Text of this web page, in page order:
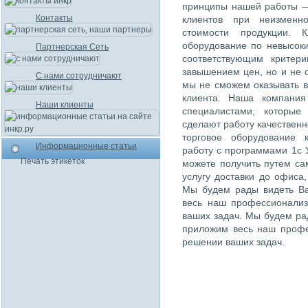
принципы нашей работы
клиентов при
стоимости продукции.
оборудование по
соответствующим
завышением цен, но и не
мы не сможем оказывать
клиента. Наша компания
специалистами,
сделают работу
торговое оборудование
работу с программами 1с
можете получить путем
услугу доставки до
Мы будем рады видеть
весь наш
ваших задач. Мы будем
приложим весь наш
решении ваших задач.
Контакты
Партнерская Сеть
С нами сотрудничают
Наши клиенты
Информационные статьи
Печать этикеток